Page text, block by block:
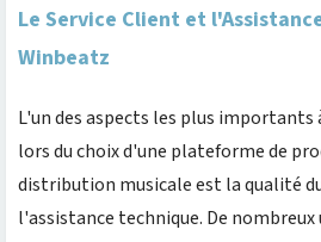
Le Service Client et
Winbeatz
L'un des aspects les plus importants
lors du choix d'une plateforme de
distribution musicale est la qualité
l'assistance technique. De